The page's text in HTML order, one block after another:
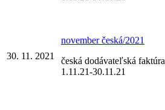
30. 11. 2021
november česká/2021
česká dodávateľská faktúra
1.11.21-30.11.21